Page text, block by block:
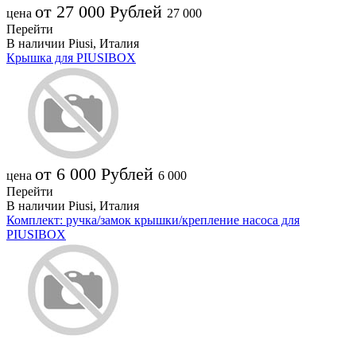
цена от 27 000 Рублей 27 000
Перейти
В наличии Piusi, Италия
Крышка для PIUSIBOX
цена от 6 000 Рублей 6 000
Перейти
В наличии Piusi, Италия
Комплект: ручка/замок крышки/крепление насоса для
PIUSIBOX